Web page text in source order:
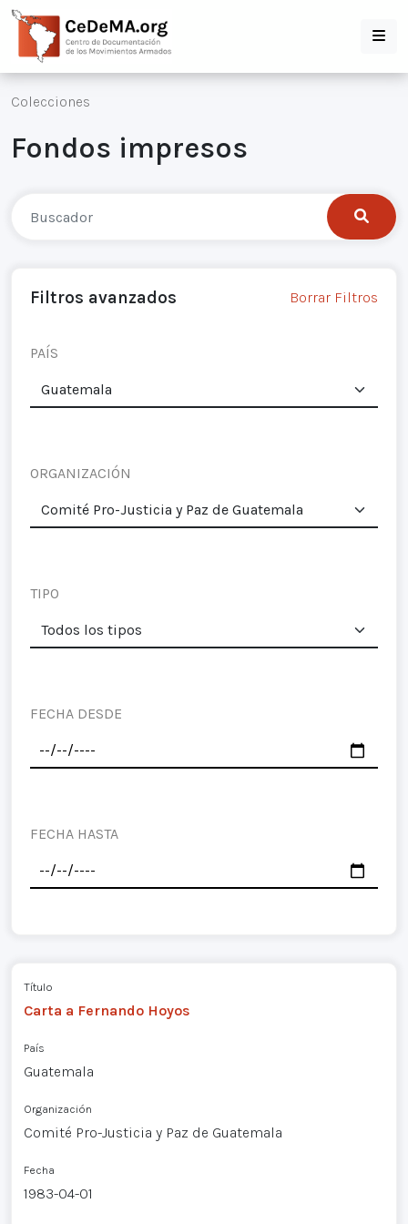
Colecciones
Fondos impresos
Filtros avanzados Borrar Filtros
PAÍS
ORGANIZACIÓN
TIPO
FECHA DESDE
FECHA HASTA
Título
Carta a Fernando Hoyos
País
Guatemala
Organización
Comité Pro-Justicia y Paz de Guatemala
Fecha
1983-04-01